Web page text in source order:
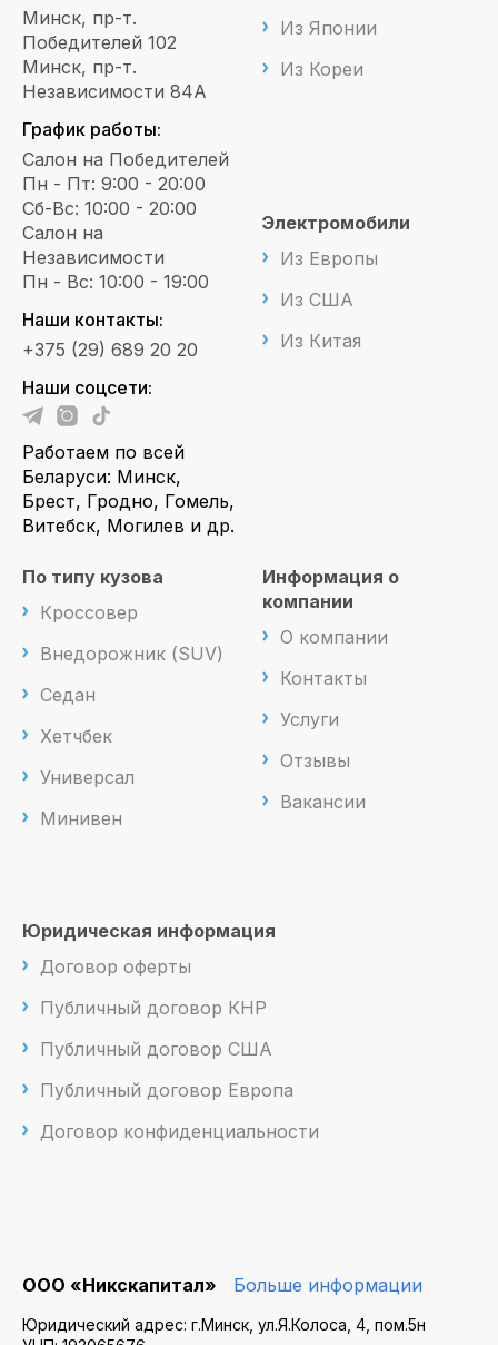
Минск, пр-т.
Победителей 102
Минск, пр-т.
Независимости 84А
График работы:
Салон на Победителей
Пн - Пт: 9:00 - 20:00
Сб-Вс: 10:00 - 20:00
Салон на
Независимости
Пн - Вс: 10:00 - 19:00
Наши контакты:
+375 (29) 689 20 20
Наши соцсети:
Работаем по всей
Беларуси: Минск,
Брест, Гродно, Гомель,
Витебск, Могилев и др.
Из Японии
Из Кореи
Электромобили
Из Европы
Из США
Из Китая
По типу кузова
Кроссовер
Внедорожник (SUV)
Седан
Хетчбек
Универсал
Минивен
Информация о
компании
О компании
Контакты
Услуги
Отзывы
Вакансии
Юридическая информация
Договор оферты
Публичный договор КНР
Публичный договор США
Публичный договор Европа
Договор конфиденциальности
ООО «Никскапитал» Больше информации
Юридический адрес: г.Минск, ул.Я.Колоса, 4, пом.5н